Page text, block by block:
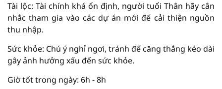
Tài lộc: Tài chính khá ổn định, người tuổi Thân hãy cân
nhắc tham gia vào các dự án mới để cải thiện nguồn
thu nhập.
Sức khỏe: Chú ý nghỉ ngơi, tránh để căng thẳng kéo dài
gây ảnh hưởng xấu đến sức khỏe.
Giờ tốt trong ngày: 6h - 8h